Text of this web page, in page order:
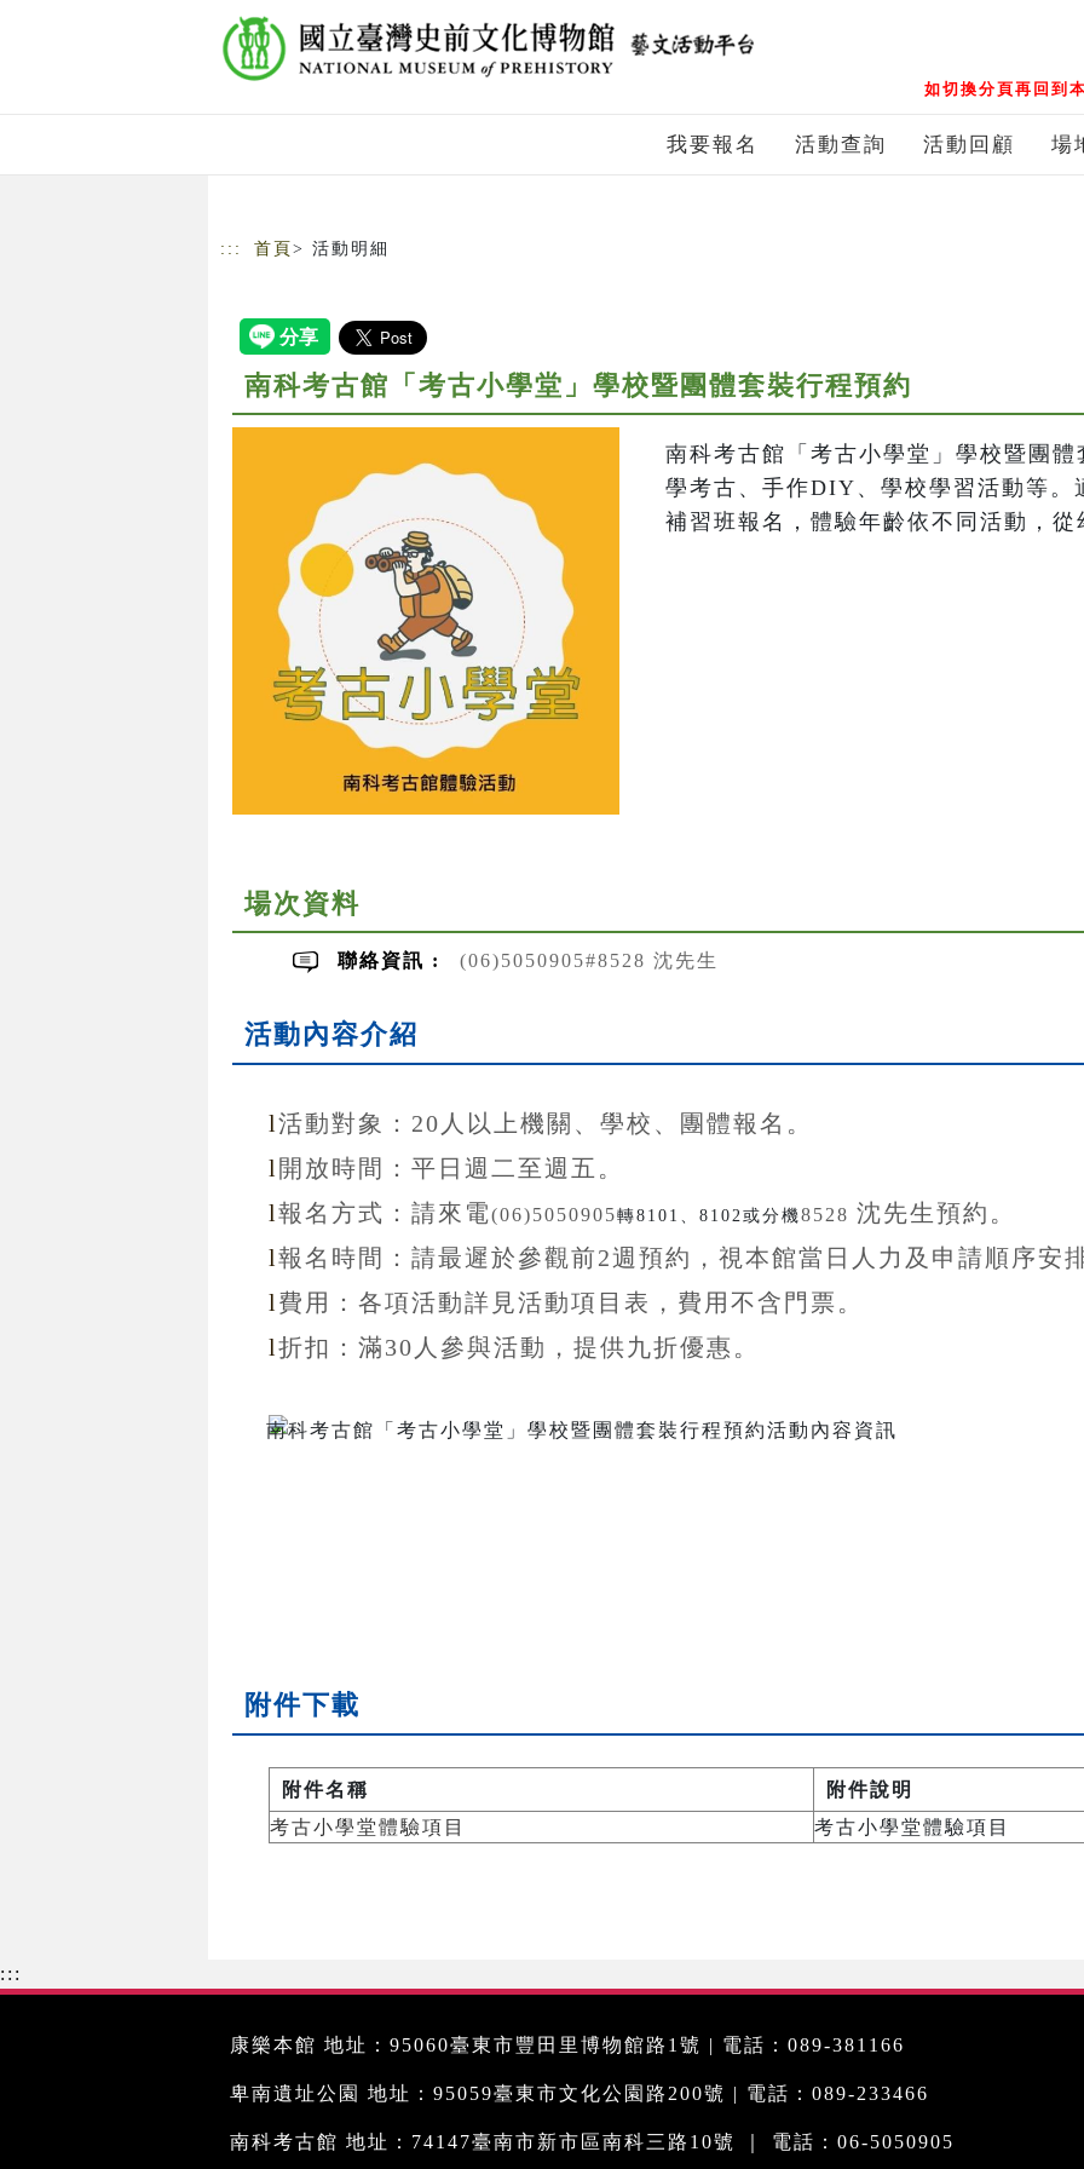
如切換分頁再回到
我要報名 活動查詢 活動回顧 場
::: 首頁 > 活動明細
南科考古館「考古小學堂」學校暨團體套裝行程預約
南科考古館「考古小學堂」學校暨團
學考古、手作DIY、學校學習活動等。
補習班報名，體驗年齡依不同活動，
場次資料
聯絡資訊 : (06)5050905#8528 沈先生
活動內容介紹
l活動對象：20 人以上機關、學校、團體報名。
l 開放時間： 平日週二至週五。
l報名方式： 請來電(06)5050905轉8101、8102或分機8528 沈先生預約。
l報名 時間： 請最遲於參觀前2週預約，視本館當日人力及申請順序安
l 費用：各項活動詳見活動項目表，費用不含 門票。
l折扣 ：滿30 人參與活動，提供九折優惠 。
附件下載
附件名稱
附件說明
考古小學堂體驗項目
考古小學堂體驗項目
:::
康樂本館 地址：95060臺東市豐田里博物館路1號 | 電話：089-381166
卑南遺址公園 地址：95059臺東市文化公園路200號 | 電話：089-233466
南科考古館 地址：74147臺南市新市區南科三路10號 ｜ 電話：06-5050905